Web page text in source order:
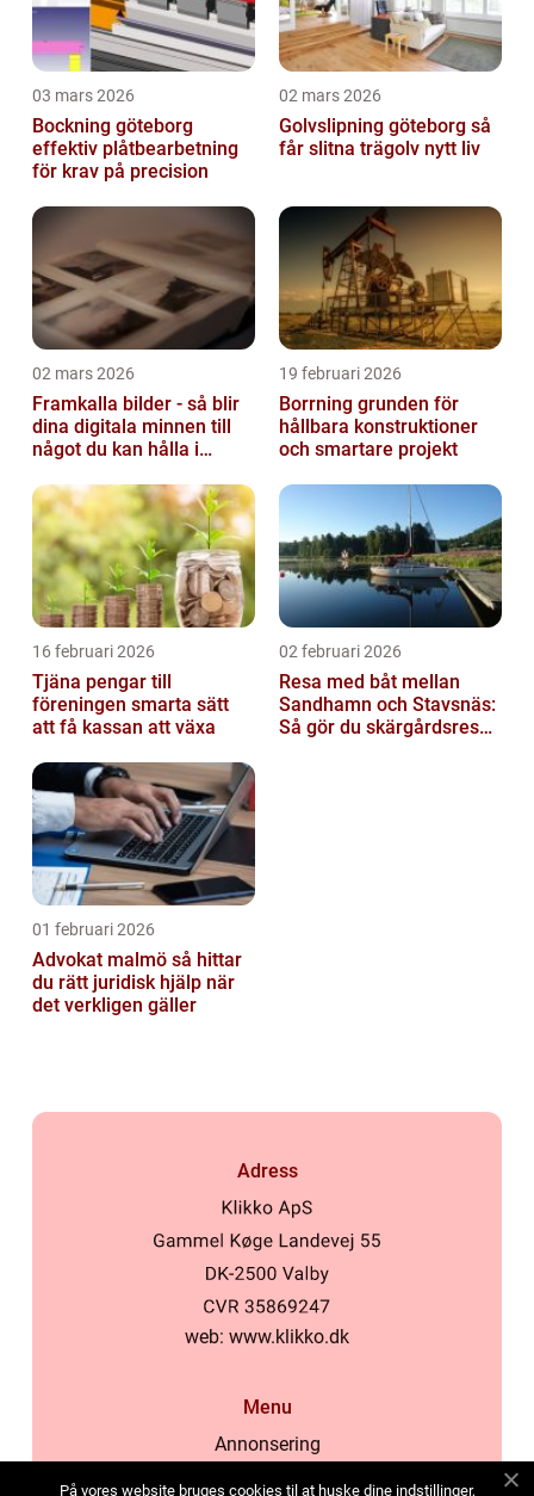
03 mars 2026
Bockning göteborg
effektiv plåtbearbetning
för krav på precision
02 mars 2026
Golvslipning göteborg så
får slitna trägolv nytt liv
02 mars 2026
Framkalla bilder - så blir
dina digitala minnen till
något du kan hålla i
19 februari 2026
Borrning grunden för
hållbara konstruktioner
och smartare projekt
16 februari 2026
Tjäna pengar till
föreningen smarta sätt
att få kassan att växa
02 februari 2026
Resa med båt mellan
Sandhamn och Stavsnäs:
Så gör du skärgårdsresan
01 februari 2026
Advokat malmö så hittar
du rätt juridisk hjälp när
det verkligen gäller
Adress
web: www.klikko.dk
Menu
Annonsering
På vores website bruges cookies til at huske dine indstillinger,